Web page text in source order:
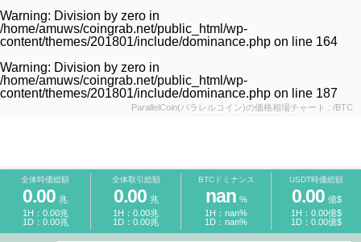
Warning: Division by zero in
/home/amuws/coingrab.net/public_html/wp-
content/themes/201801/include/dominance.php on line 164
Warning: Division by zero in
/home/amuws/coingrab.net/public_html/wp-
content/themes/201801/include/dominance.php on line 187
ParallelCoin(パラレルコイン)の価格相場チャート : /BTC
全体時価総額 全体取引総額 BTCドミナンス USDT時価総額
0.00 兆
1H：0.00兆
1D：0.00兆
0.00 兆
1H：0.00兆
1D：0.00兆
nan %
1H：nan%
1D：nan%
0.00 億$
1H：0.00億$
1D：0.00億$